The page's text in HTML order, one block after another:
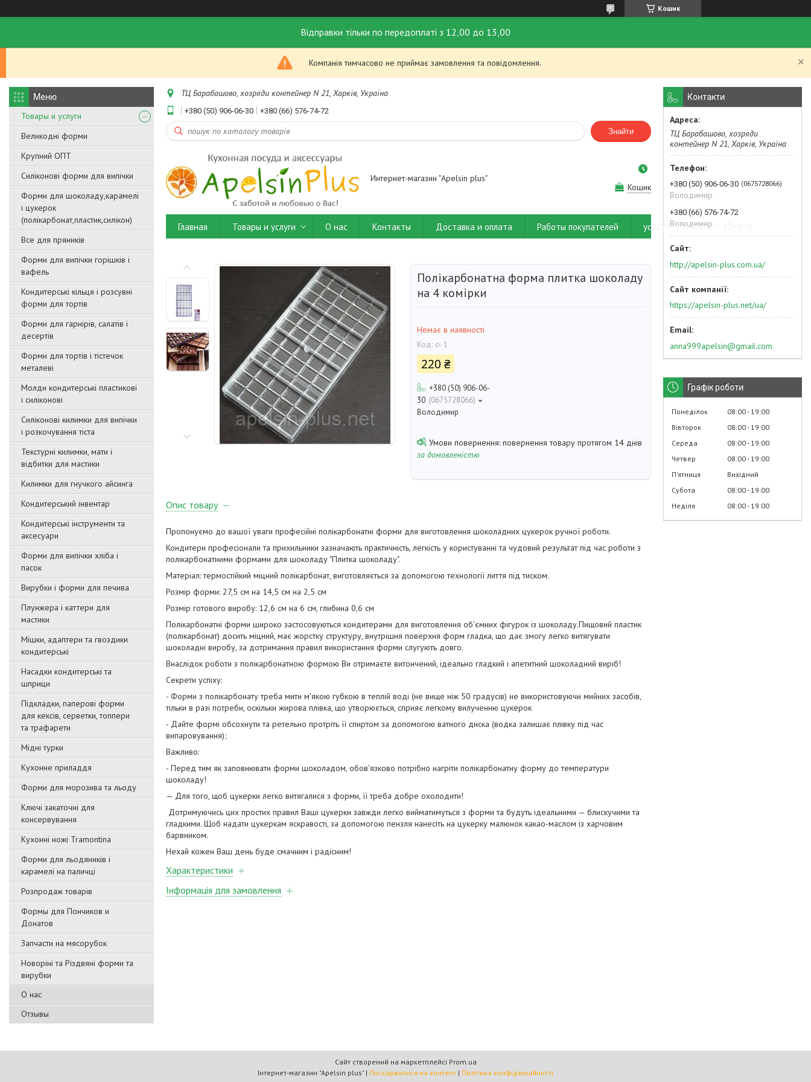
Кошик
Відправки тільки по передоплаті з 12,00 до 13,00
Компанія тимчасово не приймає замовлення та повідомлення.
Товары и услуги
Великодні форми
Крупний ОПТ
Силіконові форми для випічки
Форми для шоколаду,карамелі
і цукерок
(полікарбонат,пластик,силікон)
Все для пряників
Форми для випічки горішків і
вафель
Кондитерські кільця і розсувні
форми для тортів
Форми для гарнірів, салатів і
десертів
Форми для тортів і тістечок
металеві
Молди кондитерські пластикові
і силіконові
Силіконові килимки для випічки
і розкочування тіста
Текстурні килимки, мати і
відбитки для мастики
Килимки для гнучкого айсинга
Кондитерський інвентар
Кондитерські інструменти та
аксесуари
Форми для випічки хліба і
пасок
Вирубки і форми для печива
Плунжера і каттери для
мастики
Мішки, адаптери та гвоздики
кондитерські
Насадки кондитерські та
шприци
Підкладки, паперові форми
для кексів, серветки, топпери
та трафарети
Мідні турки
Кухонне приладдя
Форми для морозива та льоду
Ключі закаточні для
консервування
Кухонні ножі Tramontina
Форми для льодяників і
карамелі на паличці
Розпродаж товарів
Формы для Пончиков и
Донатов
Запчасти на мясорубок
Новоріні та Різдвяні форми та
вирубки
О нас
Отзывы
ТЦ Барабашово, хозряди контейнер N 21, Харків, Україна
+380 (50) 906-06-30 +380 (66) 576-74-72
Знайти
Интернет-магазин "Apelsin plus"
Кошик
Главная Товары и услуги О нас Контакты Доставка и оплата Работы покупателей условия возврата и обмена
Полікарбонатна форма плитка шоколаду
на 4 комірки
Немає в наявності
Код: о-1
220 ₴
+380 (50) 906-06-
30 0675728066
Володимир
повернення товару протягом 14 днів
за домовленістю
Опис товару
Пропонуємо до вашої уваги професійні полікарбонатні форми для виготовлення шоколадних цукерок ручної роботи.
Кондитери професіонали та прихильники зазначають практичність, легкість у користуванні та чудовий результат під час роботи з
полікарбонатними формами для шоколаду "Плитка шоколаду".
Матеріал: термостійкий міцний полікарбонат, виготовляється за допомогою технології лиття під тиском.
Розмір форми: 27,5 см на 14,5 см на 2,5 см
Розмір готового виробу: 12,6 см на 6 см, глибина 0,6 см
Полікарбонатні форми широко застосовуються кондитерами для виготовлення об'ємних фігурок із шоколаду.Пищовий пластик
(полікарбонат) досить міцний, має жорстку структуру, внутрішня поверхня форм гладка, що дає змогу легко витягувати
шоколадні виробу, за дотримання правил використання форми слугують довго.
Внаслідок роботи з полікарбонатною формою Ви отримаєте витончений, ідеально гладкий і апетитний шоколадний виріб!
Секрети успіху:
- Форми з полікарбонату треба мити м'якою губкою в теплій воді (не вище ніж 50 градусів) не використовуючи мийних засобів,
тільки в разі потреби, оскільки жирова плівка, що утворюється, сприяє легкому вилученню цукерок
- Дайте формі обсохнути та ретельно протріть її спиртом за допомогою ватного диска (водка залишає плівку під час
випаровування);
Важливо:
- Перед тим як заповнювати форми шоколадом, обов'язково потрібно нагріти полікарбонатну форму до температури
шоколаду!
— Для того, щоб цукерки легко витягалися з форми, її треба добре охолодити!
Дотримуючись цих простих правил Ваші цукерки завжди легко вийматимуться з форми та будуть ідеальними — блискучими та
гладкими. Щоб надати цукеркам яскравості, за допомогою пензля нанесіть на цукерку малюнок какао-маслом із харчовим
барвником.
Нехай кожен Ваш день буде смачним і радісним!
Характеристики
Інформація для замовлення
Контакти
ТЦ Барабашово, хозряди
контейнер N 21, Харків, Україна
+380 (50) 906-06-30 0675728066
Володимир
+380 (66) 576-74-72
Володимир
http://apelsin-plus.com.ua/
https://apelsin-plus.net/ua/
anna999apelsin@gmail.com
Графік роботи
Понеділок 08:00 19:00
Вівторок
08:00 19:00
Середа
08:00 19:00
Четвер
08:00 19:00
Пʼятниця
Вихідний
Субота
08:00 19:00
Неділя
08:00 19:00
Сайт створений на маркетплейсі Prom.ua
Інтернет-магазин "Apelsin plus" | Поскаржитися на контент | Політика конфіденційності